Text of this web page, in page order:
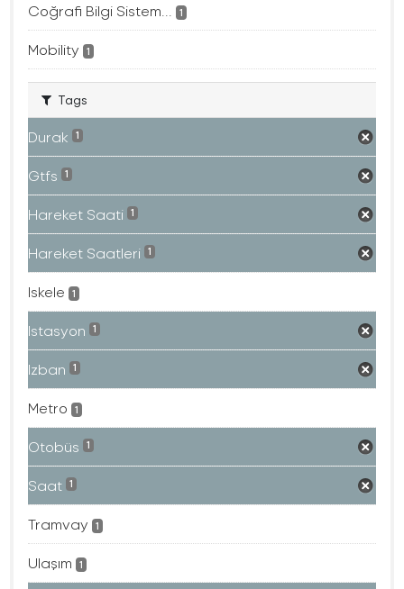
Coğrafi Bilgi Sistem... 1
Mobility 1
Tags
Durak 1
Gtfs 1
Hareket Saati 1
Hareket Saatleri 1
Iskele 1
Istasyon 1
Izban 1
Metro 1
Otobüs 1
Saat 1
Tramvay 1
Ulaşım 1